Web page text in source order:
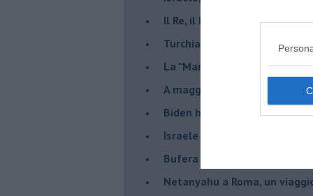
Il Re, il Primo Ministro, il
Turchia al voto, Erdogan in
La "Marcia dei vivi" per non
A maggio le urne
Biden ha fatto infuriare la
Israele rischia una guerra civile
Bufera sull'immigrazione
Netanyahu a Roma, un